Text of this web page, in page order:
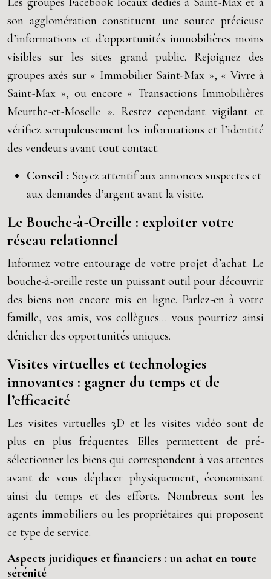
son agglomération constituent une source précieuse
d’informations et d’opportunités immobilières moins
visibles sur les sites grand public. Rejoignez des
groupes axés sur « Immobilier Saint-Max », « Vivre à
Saint-Max », ou encore « Transactions Immobilières
Meurthe-et-Moselle ». Restez cependant vigilant et
vérifiez scrupuleusement les informations et l’identité
des vendeurs avant tout contact.
Conseil : Soyez attentif aux annonces suspectes et
aux demandes d’argent avant la visite.
Le Bouche-à-Oreille : exploiter votre
réseau relationnel
Informez votre entourage de votre projet d’achat. Le
bouche-à-oreille reste un puissant outil pour découvrir
des biens non encore mis en ligne. Parlez-en à votre
famille, vos amis, vos collègues… vous pourriez ainsi
dénicher des opportunités uniques.
Visites virtuelles et technologies
innovantes : gagner du temps et de
l’efficacité
Les visites virtuelles 3D et les visites vidéo sont de
plus en plus fréquentes. Elles permettent de pré-
sélectionner les biens qui correspondent à vos attentes
avant de vous déplacer physiquement, économisant
ainsi du temps et des efforts. Nombreux sont les
agents immobiliers ou les propriétaires qui proposent
ce type de service.
Aspects juridiques et financiers : un achat en toute
sérénité